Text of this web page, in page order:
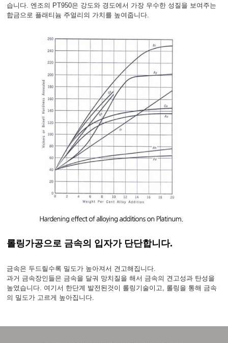
습니다. 엔조의 PT950은 강도와 경도에서 가장 우수한 성질을 보여주는
합금으로 플래티늄 주얼리의 가치를 높여줍니다.
롤링가공으로 금속의 입자가 단단합니다.
금속은 두드릴수록 밀도가 높아져서 견고해집니다.
과거 금속장인들은 금속을 달궈 망치질을 해서 금속의 견고성과 탄성을
높였습니다. 여기서 한단계 발전된것이 롤링기술이고, 롤링을 통해 금속
의 밀도가 고르게 높아집니다.